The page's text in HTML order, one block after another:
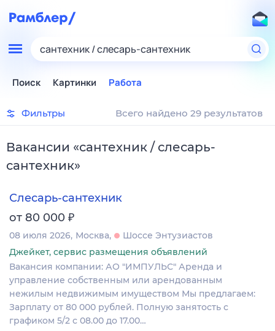
сантехник / слесарь-сантехник
Поиск Картинки Работа
Фильтры Всего найдено 29 результатов
Вакансии «сантехник / слесарь-
сантехник»
Слесарь-сантехник
от 80 000 ₽
08 июля 2026 Москва
Шоссе Энтузиастов
Джейкет, сервис размещения объявлений
Вакансия компании: АО "ИМПУЛЬС" Аренда и
управление собственным или арендованным
нежилым недвижимым имуществом Мы предлагаем:
Зарплату от 80 000 рублей. Полную занятость с
графиком 5/2 с 08.00 до 17.00…